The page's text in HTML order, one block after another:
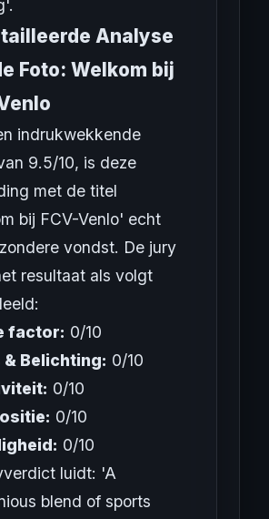
Analyse
Foto: Welkom bij
indrukwekkende
9.5/10, is deze
met de titel
bij FCV-Venlo' echt
vondst. De jury
resultaat als volgt
factor: 0/10
& Belichting: 0/10
0/10
0/10
0/10
luidt: 'A
blend of sports